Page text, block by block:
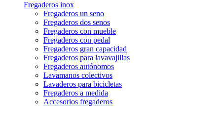
Fregaderos inox
Fregaderos un seno
Fregaderos dos senos
Fregaderos con mueble
Fregaderos con pedal
Fregaderos gran capacidad
Fregaderos para lavavajillas
Fregaderos autónomos
Lavamanos colectivos
Lavaderos para bicicletas
Fregaderos a medida
Accesorios fregaderos